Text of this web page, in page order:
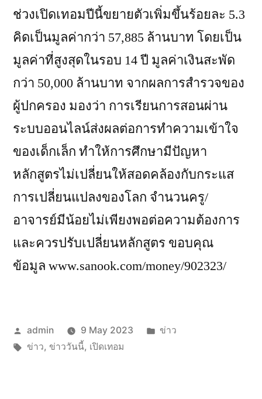
ช่วงเปิดเทอมปีนี้ขยายตัวเพิ่มขึ้นร้อยละ 5.3
คิดเป็นมูลค่ากว่า 57,885 ล้านบาท โดยเป็น
มูลค่าที่สูงสุดในรอบ 14 ปี มูลค่าเงินสะพัด
กว่า 50,000 ล้านบาท จากผลการสำรวจของ
ผู้ปกครอง มองว่า การเรียนการสอนผ่าน
ระบบออนไลน์ส่งผลต่อการทำความเข้าใจ
ของเด็กเล็ก ทำให้การศึกษามีปัญหา
หลักสูตรไม่เปลี่ยนให้สอดคล้องกับกระแส
การเปลี่ยนแปลงของโลก จำนวนครู/
อาจารย์มีน้อยไม่เพียงพอต่อความต้องการ
และควรปรับเปลี่ยนหลักสูตร ขอบคุณ
ข้อมูล www.sanook.com/money/902323/
Posted
by
admin 9 May 2023
Posted
ข่าว
Tags:
ข่าว, ข่าววันนี้, เปิดเทอม